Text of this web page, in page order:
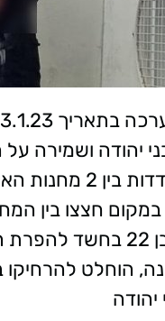
יהודה ושמירה
החלה
במקום חצצו בין
תושב חולון בן
יהודה